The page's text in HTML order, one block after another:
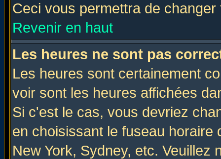
Ceci vous permettra de
Revenir en haut
Les heures ne sont pas
Les heures sont certainement
voir sont les heures affichées
Si c'est le cas, vous devriez
en choisissant le fuseau
New York, Sydney, etc. Veuillez